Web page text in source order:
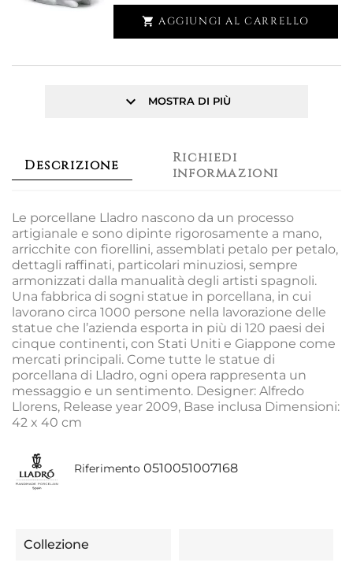
 AGGIUNGI AL CARRELLO
keyboard_arrow_down MOSTRA DI PIÙ
Descrizione
Richiedi
informazioni
Le porcellane Lladro nascono da un processo
artigianale e sono dipinte rigorosamente a mano,
arricchite con fiorellini, assemblati petalo per petalo,
dettagli raffinati, particolari minuziosi, sempre
armonizzati dalla manualità degli artisti spagnoli.
Una fabbrica di sogni statue in porcellana, in cui
lavorano circa 1000 persone nella lavorazione delle
statue che l’azienda esporta in più di 120 paesi dei
cinque continenti, con Stati Uniti e Giappone come
mercati principali. Come tutte le statue di
porcellana di Lladro, ogni opera rappresenta un
messaggio e un sentimento. Designer: Alfredo
Llorens, Release year 2009, Base inclusa Dimensioni:
42 x 40 cm
Riferimento 0510051007168
Collezione